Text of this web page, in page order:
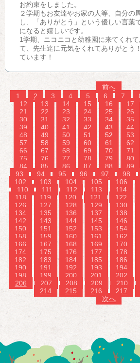
お約束をしました。
２学期もお友達やお家の人等、自分の
し、「ありがとう」という優しい言葉
になると嬉しいです。
1学期、ニコニコと幼稚園に来てくれ
て、先生達に元気をくれてありがとう
ています！
前へ
1
2 3 4 5 6 7
12
13 14 15 16 17
21
22 23 24 25 26
30
31 32 33 34 35
39
40 41 42 43 44
48
49 50 51 52 53
57
58 59 60 61 62
66
67 68 69 70 71
75
76 77 78 79 80
84
85 86 87 88 89
93
94 95 96 97 98
102
103 104 105 106
110
111 112 113 114
118
119 120 121 122
126
127 128 129 130
134
135 136 137 138
142
143 144 145 146
150
151 152 153 154
158
159 160 161 162
166
167 168 169 170
174
175 176 177 178
182
183 184 185 186
190
191 192 193 194
198
199 200 201 202
206
207 208 209 210
214
215 216 217
次へ